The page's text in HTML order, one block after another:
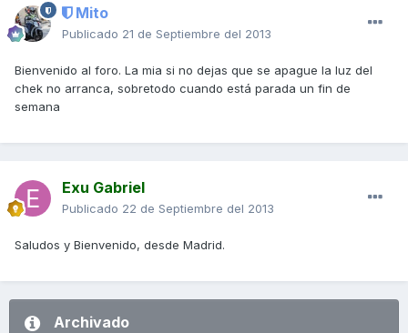
Mito
Publicado 21 de Septiembre del 2013
Bienvenido al foro. La mia si no dejas que se apague la luz del
chek no arranca, sobretodo cuando está parada un fin de
semana
Exu Gabriel
Publicado 22 de Septiembre del 2013
Saludos y Bienvenido, desde Madrid.
Archivado